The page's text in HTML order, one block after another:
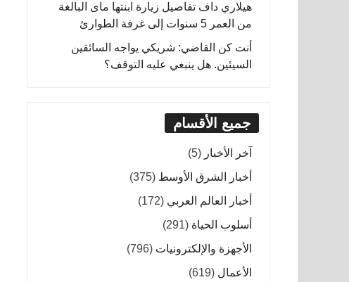
هيلاري داف تفاصيل زيارة ابنتها ماى البالغة
من العمر 5 سنوات إلى غرفة الطوارئ
أنت كن القاضي: شريكي يواجه السائقين
السيئين. هل ينبغي عليه التوقف؟
جميع الأقسام
آخر الأخبار (5)
أخبار الشرق الأوسط (375)
أخبار العالم العربي (172)
أسلوب الحياة (291)
الأجهزة والإلكترونيات (796)
الأعمال (619)